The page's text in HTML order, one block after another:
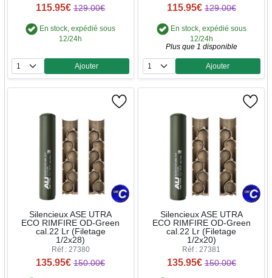
115.95€ 129.00€
En stock, expédié sous
12/24h
Quantité
Ajouter
115.95€ 129.00€
En stock, expédié sous
12/24h
Plus que 1 disponible
Quantité
Ajouter
Silencieux ASE UTRA
ECO RIMFIRE OD-Green
cal.22 Lr (Filetage
1/2x28)
Réf : 27380
135.95€ 150.00€
Silencieux ASE UTRA
ECO RIMFIRE OD-Green
cal.22 Lr (Filetage
1/2x20)
Réf : 27381
135.95€ 150.00€